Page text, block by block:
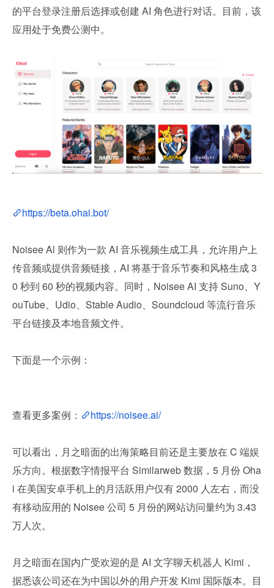
的平台登录注册后选择或创建 AI 角色进行对话。目前，该
应用处于免费公测中。
https://beta.ohai.bot/
Noisee Al 则作为一款 AI 音乐视频生成工具，允许用户上
传音频或提供音频链接，AI 将基于音乐节奏和风格生成 3
0 秒到 60 秒的视频内容。同时，Noisee AI 支持 Suno、Y
ouTube、Udio、Stable Audio、Soundcloud 等流行音乐
平台链接及本地音频文件。
下面是一个示例：
查看更多案例： https://noisee.ai/
可以看出，月之暗面的出海策略目前还是主要放在 C 端娱
乐方向。根据数字情报平台 Similarweb 数据，5 月份 Oha
i 在美国安卓手机上的月活跃用户仅有 2000 人左右，而没
有移动应用的 Noisee 公司 5 月份的网站访问量约为 3.43
万人次。
月之暗面在国内广受欢迎的是 AI 文字聊天机器人 Kimi，
据悉该公司还在为中国以外的用户开发 Kimi 国际版本。目